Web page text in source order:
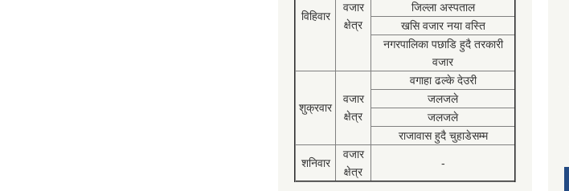
विहिवार
वजार
क्षेत्र
जिल्ला अस्पताल
खसि वजार नया वस्ति
नगरपालिका पछाडि हुदै तरकारी
वजार
शुक्रवार
वजार
क्षेत्र
वगाहा ढल्के देउरी
जलजले
जलजले
राजावास हुदै चुहाडेसम्म
शनिवार
वजार
क्षेत्र
-